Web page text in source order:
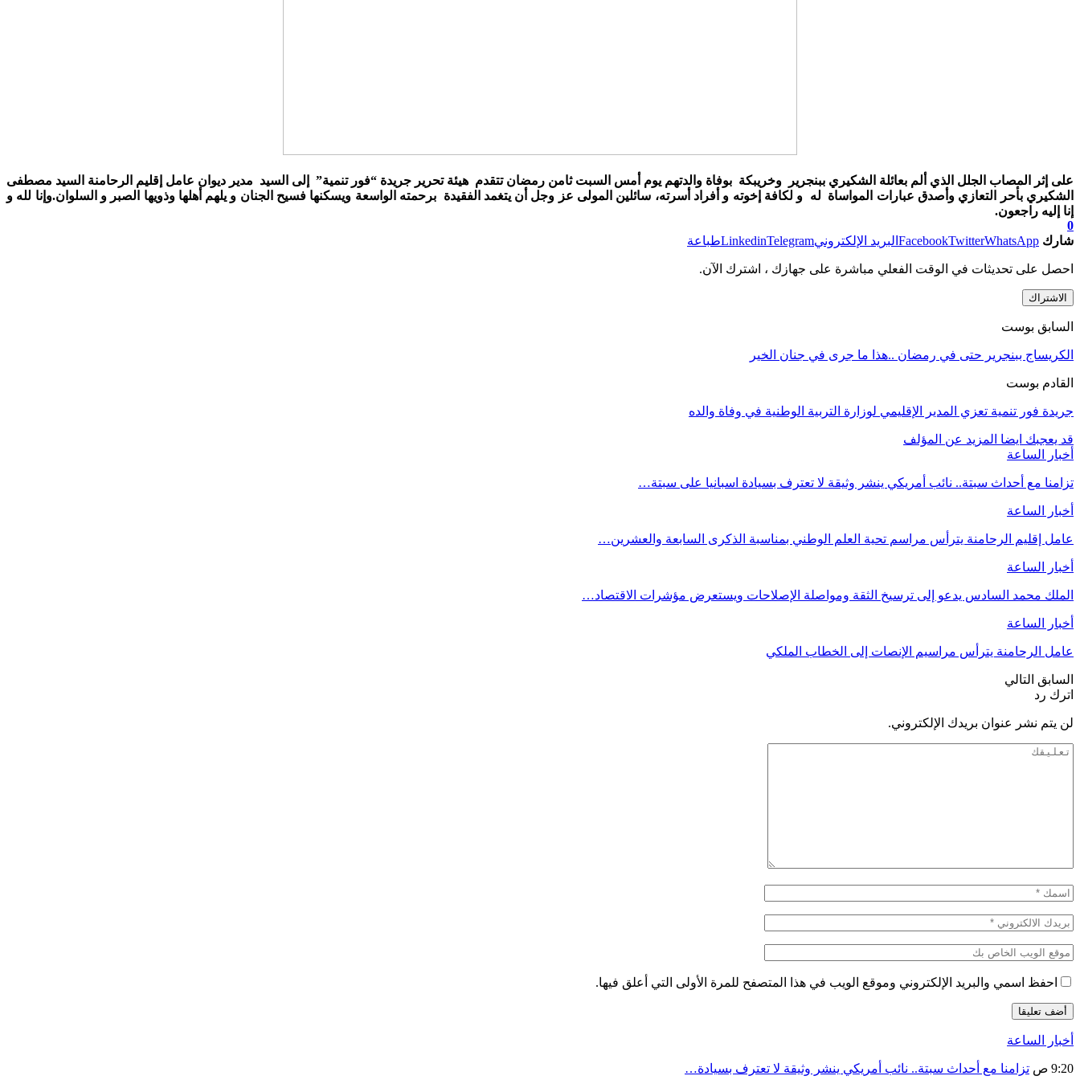
على إثر المصاب الجلل الذي ألم بعائلة الشكيري ببنجرير وخريبكة بوفاة والدتهم يوم أمس السبت ثامن رمضان تتقدم هيئة تحرير جريدة “فور تنمية” إلى السيد مدير ديوان عامل إقليم الرحامنة السيد مصطفى
الشكيري بأحر التعازي وأصدق عبارات المواساة له و لكافة إخوته و أفراد أسرته، سائلين المولى عز وجل أن يتغمد الفقيدة برحمته الواسعة ويسكنها فسيح الجنان و يلهم أهلها وذويها الصبر و السلوان.وإنا لله و
إنا إليه راجعون.
0
شارك
FacebookTwitterWhatsApp البريد الإلكتروني LinkedinTelegram طباعة
احصل على تحديثات في الوقت الفعلي مباشرة على جهازك ، اشترك الآن.
الاشتراك
السابق بوست
الكريساج ببنجرير حتى في رمضان ..هذا ما جرى في جنان الخير
القادم بوست
جريدة فور تنمية تعزي المدير الإقليمي لوزارة التربية الوطنية في وفاة والده
قد يعجبك ايضا المزيد عن المؤلف
أخبار الساعة
تزامنا مع أحداث سبتة.. نائب أمريكي ينشر وثيقة لا تعترف بسيادة اسبانيا على سبتة…
أخبار الساعة
عامل إقليم الرحامنة يترأس مراسم تحية العلم الوطني بمناسبة الذكرى السابعة والعشرين…
أخبار الساعة
الملك محمد السادس يدعو إلى ترسيخ الثقة ومواصلة الإصلاحات ويستعرض مؤشرات الاقتصاد…
أخبار الساعة
عامل الرحامنة يترأس مراسيم الإنصات إلى الخطاب الملكي
السابق التالي
اترك رد
لن يتم نشر عنوان بريدك الإلكتروني.
احفظ اسمي والبريد الإلكتروني وموقع الويب في هذا المتصفح للمرة الأولى التي أعلق فيها.
أخبار الساعة
9:20 ص تزامنا مع أحداث سبتة.. نائب أمريكي ينشر وثيقة لا تعترف بسيادة…